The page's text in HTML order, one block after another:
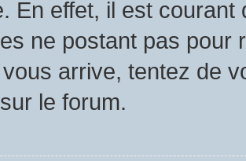
En effet, il est
ne postant pas pour
arrive, tentez de
le forum.